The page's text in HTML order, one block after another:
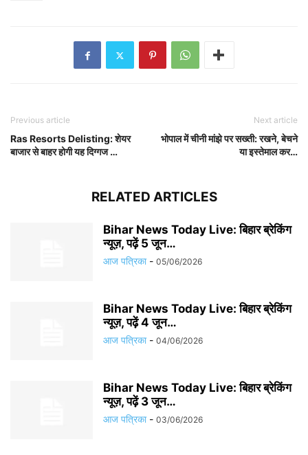
Previous article
Ras Resorts Delisting: शेयर
बाजार से बाहर होगी यह दिग्गज …
Next article
भोपाल में चीनी मांझे पर सख्ती: रखने, बेचने
या इस्तेमाल कर…
RELATED ARTICLES
Bihar News Today Live: बिहार ब्रेकिंग
न्यूज़, पढ़ें 5 जून…
आज पत्रिका - 05/06/2026
Bihar News Today Live: बिहार ब्रेकिंग
न्यूज़, पढ़ें 4 जून…
आज पत्रिका - 04/06/2026
Bihar News Today Live: बिहार ब्रेकिंग
न्यूज़, पढ़ें 3 जून…
आज पत्रिका - 03/06/2026